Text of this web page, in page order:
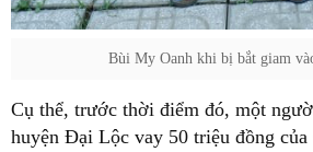
Bùi My Oanh khi bị bắt giam
Cụ thể, trước thời điểm đó, một
huyện Đại Lộc vay 50 triệu đồng